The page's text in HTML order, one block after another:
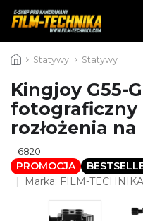
do
Statywy Statywy
Kingjoy G55-
fotograficzny
rozłożenia
6820
PROMOCJA
Marka: FILM-